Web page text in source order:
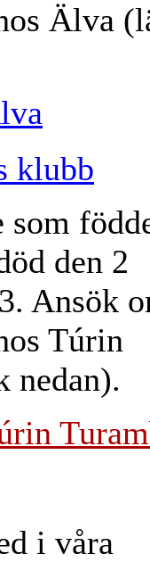
Älva
klubb
den 2
Ansök
Túrin
nedan).
i våra